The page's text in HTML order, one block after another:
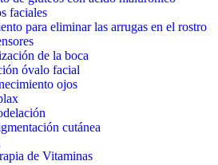
faciales
para eliminar las arrugas en el rostro
de la boca
óvalo facial
ojos
cutánea
de Vitaminas